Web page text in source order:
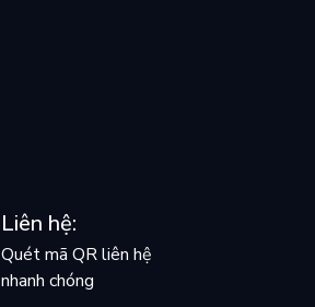
Liên hệ:
Quét mã QR liên hệ
nhanh chóng